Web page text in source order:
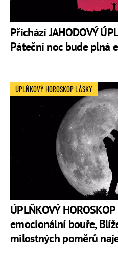
Přichází JAHODOVÝ
Páteční noc bude plná
ÚPLŇKOVÝ
emocionální bouře,
milostných poměrů
ÚPLŇKOVÝ HOROSKOP LÁSKY